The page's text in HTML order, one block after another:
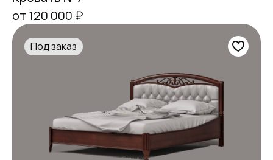
от 120 000 ₽
Под заказ